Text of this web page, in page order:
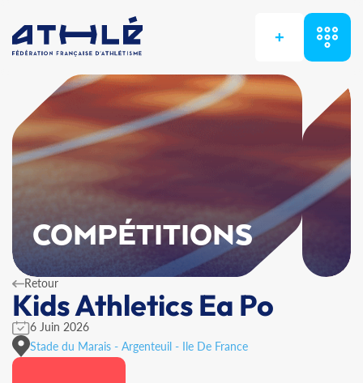
+
COMPÉTITIONS
Retour
Kids Athletics Ea Po
6 Juin 2026
Stade du Marais - Argenteuil - Ile De France